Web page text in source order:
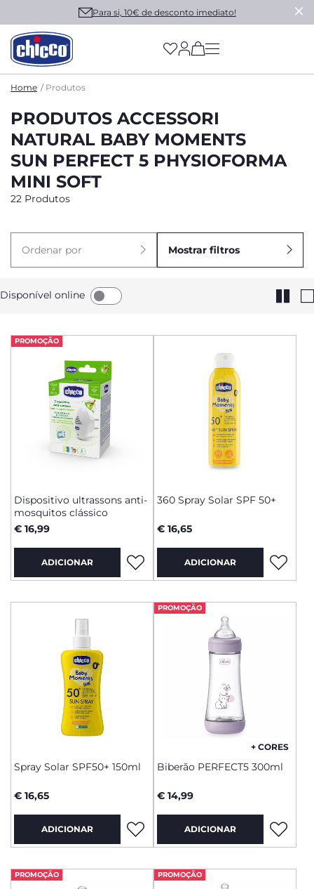
Para si, 10€ de desconto imediato!
(has more options
Home Produtos
PRODUTOS ACCESSORI
NATURAL BABY MOMENTS
SUN PERFECT 5 PHYSIOFORMA
MINI SOFT
22 Produtos
Ordenar por Mostrar filtros
Disponível online
PROMOÇÃO
Dispositivo ultrassons anti-
mosquitos clássico
€ 16,99
ADICIONAR
360 Spray Solar SPF 50+
€ 16,65
ADICIONAR
Spray Solar SPF50+ 150ml
€ 16,65
ADICIONAR
PROMOÇÃO
+ CORES
Biberão PERFECT5 300ml
€ 14,99
ADICIONAR
PROMOÇÃO PROMOÇÃO